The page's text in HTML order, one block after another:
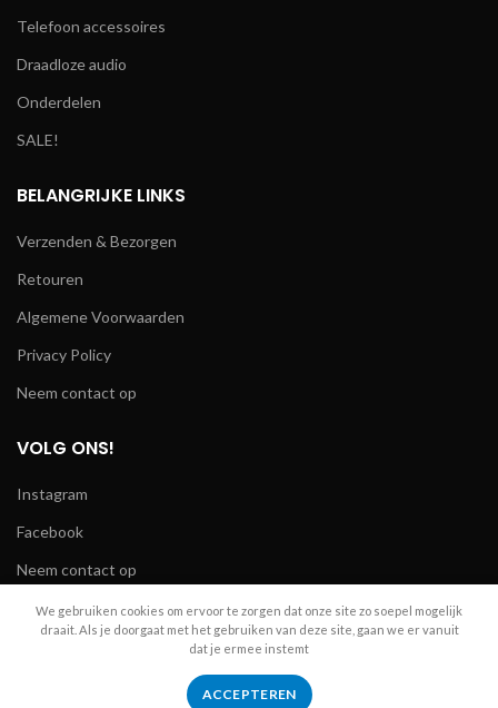
Telefoon accessoires
Draadloze audio
Onderdelen
SALE!
BELANGRIJKE LINKS
Verzenden & Bezorgen
Retouren
Algemene Voorwaarden
Privacy Policy
Neem contact op
VOLG ONS!
Instagram
Facebook
Neem contact op
R.A. Telecom 2024
We gebruiken cookies om ervoor te zorgen dat onze site zo soepel mogelijk
draait. Als je doorgaat met het gebruiken van deze site, gaan we er vanuit
dat je ermee instemt
ACCEPTEREN